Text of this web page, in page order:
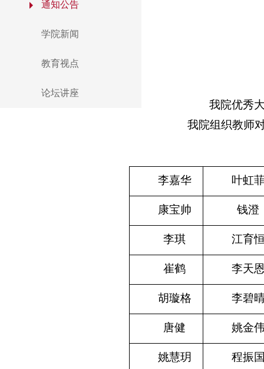
通知公告
学院新闻
教育视点
论坛讲座
我院优秀
我院组织教师
李嘉华 叶虹
康宝帅 钱澄
李琪 江育
崔鹤 李天
胡璇格 李碧
唐健 姚金
姚慧玥 程振